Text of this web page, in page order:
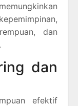
dan
dan
efektif